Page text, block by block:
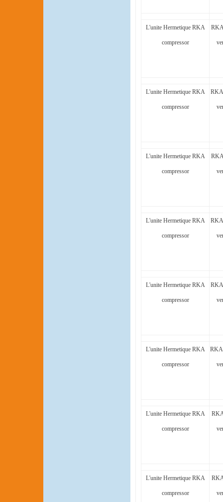
L'unite Hermetique RKA
compressor
L'unite Hermetique RKA
compressor
L'unite Hermetique RKA
compressor
L'unite Hermetique RKA
compressor
L'unite Hermetique RKA
compressor
L'unite Hermetique RKA
compressor
L'unite Hermetique RKA
compressor
L'unite Hermetique RKA
compressor